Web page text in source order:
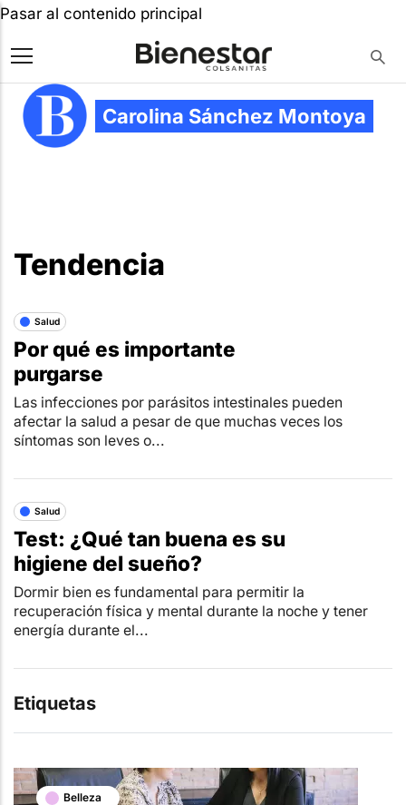
Pasar al contenido principal
Carolina Sánchez Montoya
Tendencia
Salud
Por qué es importante
purgarse
Las infecciones por parásitos intestinales pueden
afectar la salud a pesar de que muchas veces los
síntomas son leves o...
Salud
Test: ¿Qué tan buena es su
higiene del sueño?
Dormir bien es fundamental para permitir la
recuperación física y mental durante la noche y tener
energía durante el...
Etiquetas
Belleza